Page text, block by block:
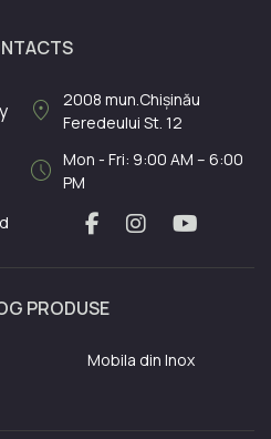
location_on 2008 mun.Chișinău
Feredeului St. 12
schedule Mon - Fri: 9:00 AM – 6:00
PM
PRODUSE
Mobila din Inox